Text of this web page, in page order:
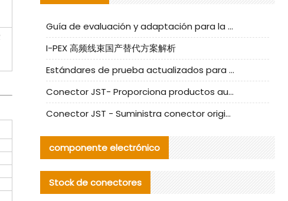
Guía de evaluación y adaptación para la producción en serie de componentes de cables nacionales para CNC Tech
I-PEX 高频线束国产替代方案解析
Estándares de prueba actualizados para conectores nacionales bajo la referencia de CLIFF
Conector JST- Proporciona productos auténticos y alternativos del conector JST NSHR-02V-S
Conector JST - Suministra conector original JST GHR-09V-S | productos alternativos
componente electrónico
Stock de conectores